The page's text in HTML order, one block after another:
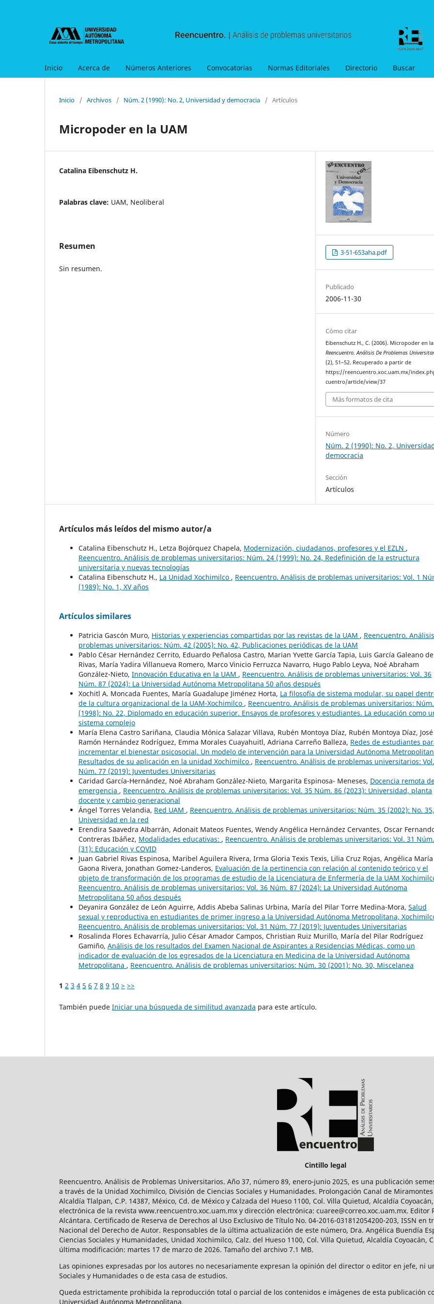
Inicio Acerca de Números Anteriores Convocatorias Normas Editoriales Directorio Buscar
Inicio / Archivos / Núm. 2 (1990): No. 2, Universidad y democracia / Artículos
Micropoder en la UAM
Catalina Eibenschutz H.
Palabras clave: UAM, Neoliberal
Resumen
Sin resumen.
3-51-653aha.pdf
Publicado
2006-11-30
Cómo citar
Eibenschutz H., C. (2006). Micropoder en
Reencuentro. Análisis De Problemas
(2), 51–52. Recuperado a partir de
https://reencuentro.xoc.uam.mx/
cuentro/article/view/37
Más formatos de cita
Número
Núm. 2 (1990): No. 2,
democracia
Sección
Artículos
Artículos más leídos del mismo autor/a
Catalina Eibenschutz H., Letza Bojórquez Chapela, Modernización, ciudadanos, profesores y el EZLN ,
Reencuentro. Análisis de problemas universitarios: Núm. 24 (1999): No. 24, Redefinición de la estructura
universitaria y nuevas tecnologías
Catalina Eibenschutz H., La Unidad Xochimilco , Reencuentro. Análisis de problemas universitarios: Vol. 1
(1989): No. 1, XV años
Artículos similares
Patricia Gascón Muro, Historias y experiencias compartidas por las revistas de la UAM , Reencuentro.
problemas universitarios: Núm. 42 (2005): No. 42, Publicaciones periódicas de la UAM
Pablo César Hernández Cerrito, Eduardo Peñalosa Castro, Marian Yvette García Tapia, Luis García Galeano de
Rivas, María Yadira Villanueva Romero, Marco Vinicio Ferruzca Navarro, Hugo Pablo Leyva, Noé Abraham
González-Nieto, Innovación Educativa en la UAM , Reencuentro. Análisis de problemas universitarios: Vol. 36
Núm. 87 (2024): La Universidad Autónoma Metropolitana 50 años después
Xochitl A. Moncada Fuentes, María Guadalupe Jiménez Horta, La filosofía de sistema modular, su papel
de la cultura organizacional de la UAM-Xochimilco , Reencuentro. Análisis de problemas universitarios:
(1998): No. 22, Diplomado en educación superior. Ensayos de profesores y estudiantes. La educación como
sistema complejo
María Elena Castro Sariñana, Claudia Mónica Salazar Villava, Rubén Montoya Díaz, Rubén Montoya Díaz, José
Ramón Hernández Rodríguez, Emma Morales Cuayahuitl, Adriana Carreño Balleza, Redes de estudiantes
incrementar el bienestar psicosocial. Un modelo de intervención para la Universidad Autónoma
Resultados de su aplicación en la unidad Xochimilco , Reencuentro. Análisis de problemas universitarios:
Núm. 77 (2019): Juventudes Universitarias
Caridad García-Hernández, Noé Abraham González-Nieto, Margarita Espinosa- Meneses, Docencia remota
emergencia , Reencuentro. Análisis de problemas universitarios: Vol. 35 Núm. 86 (2023): Universidad, planta
docente y cambio generacional
Ángel Torres Velandia, Red UAM , Reencuentro. Análisis de problemas universitarios: Núm. 35 (2002): No.
Universidad en la red
Erendira Saavedra Albarrán, Adonait Mateos Fuentes, Wendy Angélica Hernández Cervantes, Oscar
Contreras Ibáñez, Modalidades educativas: , Reencuentro. Análisis de problemas universitarios: Vol. 31
(31): Educación y COVID
Juan Gabriel Rivas Espinosa, Maribel Aguilera Rivera, Irma Gloria Texis Texis, Lilia Cruz Rojas, Angélica María
Gaona Rivera, Jonathan Gomez-Landeros, Evaluación de la pertinencia con relación al contenido teórico y el
objeto de transformación de los programas de estudio de la Licenciatura de Enfermería de la UAM
Reencuentro. Análisis de problemas universitarios: Vol. 36 Núm. 87 (2024): La Universidad Autónoma
Metropolitana 50 años después
Deyanira González de León Aguirre, Addis Abeba Salinas Urbina, María del Pilar Torre Medina-Mora, Salud
sexual y reproductiva en estudiantes de primer ingreso a la Universidad Autónoma Metropolitana,
Reencuentro. Análisis de problemas universitarios: Vol. 31 Núm. 77 (2019): Juventudes Universitarias
Rosalinda Flores Echavarría, Julio César Amador Campos, Christian Ruiz Murillo, María del Pilar Rodríguez
Gamiño, Análisis de los resultados del Examen Nacional de Aspirantes a Residencias Médicas, como un
indicador de evaluación de los egresados de la Licenciatura en Medicina de la Universidad Autónoma
Metropolitana , Reencuentro. Análisis de problemas universitarios: Núm. 30 (2001): No. 30, Miscelanea
1 2 3 4 5 6 7 8 9 10 > >>
También puede Iniciar una búsqueda de similitud avanzada para este artículo.
Cintillo legal
Reencuentro. Análisis de Problemas Universitarios. Año 37, número 89, enero-junio 2025, es una publicación
a través de la Unidad Xochimilco, División de Ciencias Sociales y Humanidades. Prolongación Canal de Miramontes
Alcaldía Tlalpan, C.P. 14387, México, Cd. de México y Calzada del Hueso 1100, Col. Villa Quietud, Alcaldía
electrónica de la revista www.reencuentro.xoc.uam.mx y dirección electrónica: cuaree@correo.xoc.uam.mx. Editor
Alcántara. Certificado de Reserva de Derechos al Uso Exclusivo de Título No. 04-2016-031812054200-203, ISSN
Nacional del Derecho de Autor. Responsables de la última actualización de este número, Dra. Angélica Buendía
Ciencias Sociales y Humanidades, Unidad Xochimilco, Calz. del Hueso 1100, Col. Villa Quietud, Alcaldía Coyoacán,
última modificación: martes 17 de marzo de 2026. Tamaño del archivo 7.1 MB.
Las opiniones expresadas por los autores no necesariamente expresan la opinión del director o editor en jefe, ni
Sociales y Humanidades o de esta casa de estudios.
Queda estrictamente prohibida la reproducción total o parcial de los contenidos e imágenes de esta publicación
Universidad Autónoma Metropolitana.